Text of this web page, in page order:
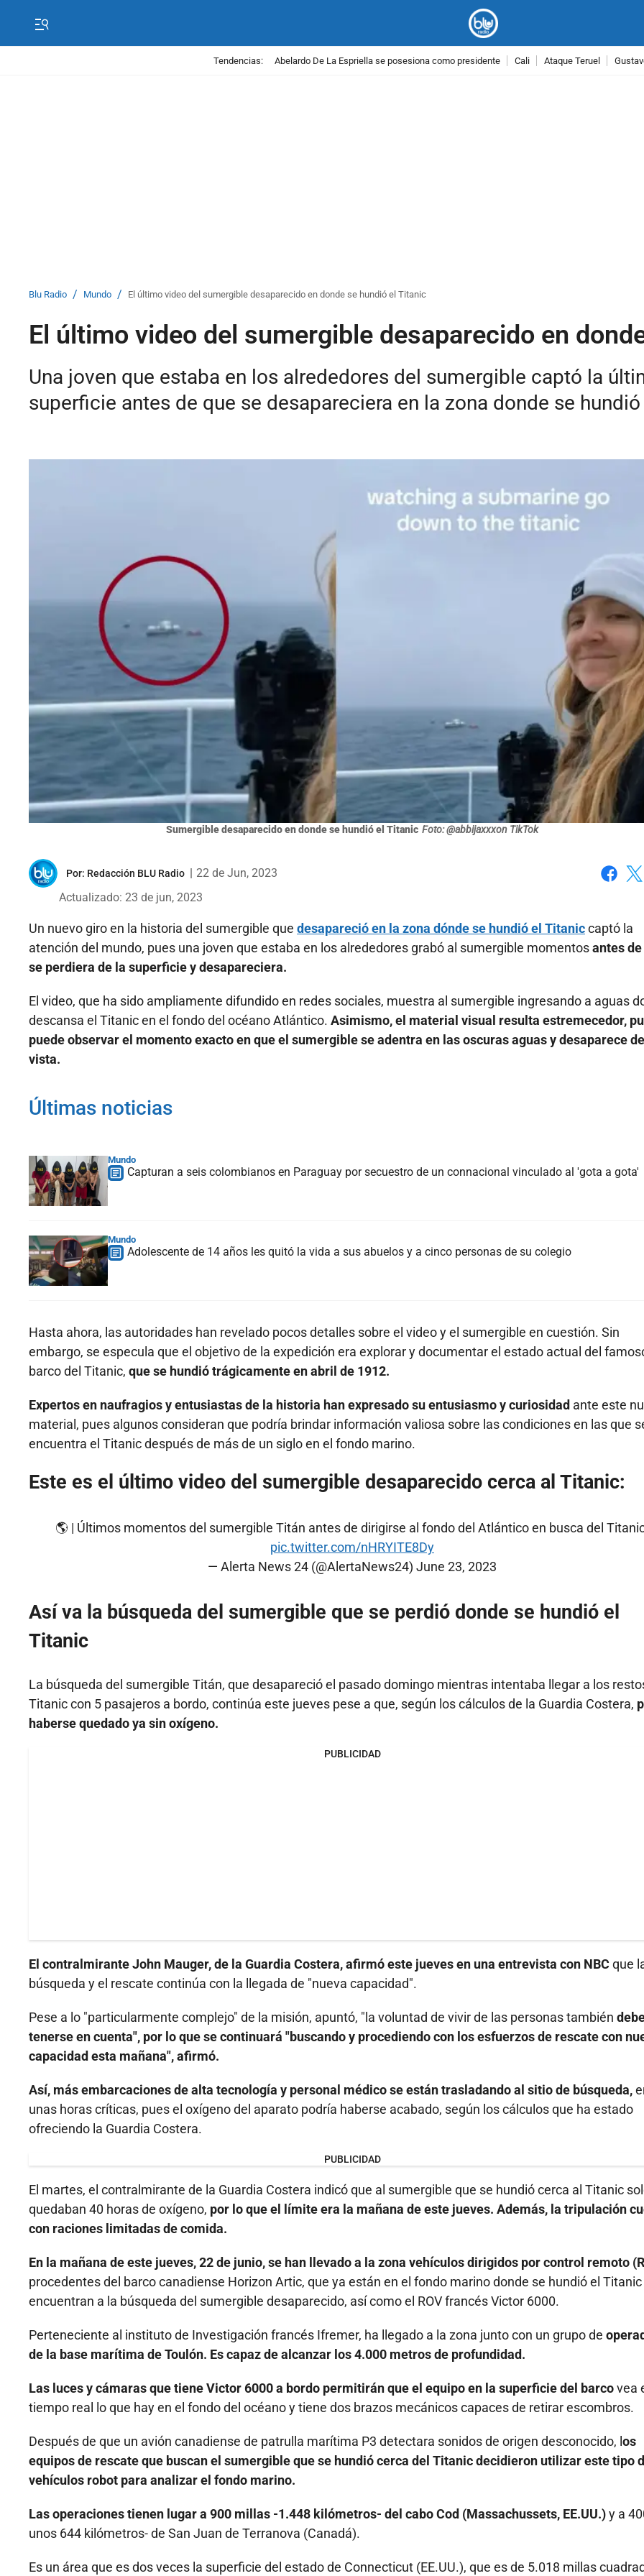
Tendencias: Abelardo De La Espriella se posesiona como presidente Cali Ataque Teruel
Blu Radio / Mundo / El último video del sumergible desaparecido en donde se hundió el Titanic
El último video del sumergible desaparecido en
Una joven que estaba en los alrededores del sumergible captó la
superficie antes de que se desapareciera en la zona donde se
Sumergible desaparecido en donde se hundió el Titanic Foto: @abbijaxxxon TikTok
Por: Redacción BLU Radio
22 de Jun, 2023
Actualizado: 23 de jun, 2023
Un nuevo giro en la historia del sumergible que desapareció en la zona dónde se hundió el Titaniccaptó la
atención del mundo, pues una joven que estaba en los alrededores grabó al sumergible momentosantes
se perdiera de la superficie y desapareciera.
El video, que ha sido ampliamente difundido en redes sociales, muestra al sumergible ingresando a aguas
descansa el Titanic en el fondo del océano Atlántico. Asimismo, el material visual resulta estremecedor,
puede observar el momento exacto en que el sumergible se adentra en las oscuras aguas y desaparece
vista.
Últimas noticias
Mundo
Capturan a seis colombianos en Paraguay por secuestro de un connacional vinculado al 'gota a gota'
Mundo
Adolescente de 14 años les quitó la vida a sus abuelos y a cinco personas de su colegio
Hasta ahora, las autoridades han revelado pocos detalles sobre el video y el sumergible en cuestión. Sin
embargo, se especula que el objetivo de la expedición era explorar y documentar el estado actual del
barco del Titanic, que se hundió trágicamente en abril de 1912.
Expertos en naufragios y entusiastas de la historia han expresado su entusiasmo y curiosidad ante este
material, pues algunos consideran que podría brindar información valiosa sobre las condiciones en las que
encuentra el Titanic después de más de un siglo en el fondo marino.
Este es el último video del sumergible desaparecido cerca al Titanic:
🌎 | Últimos momentos del sumergible Titán antes de dirigirse al fondo del Atlántico en busca del
pic.twitter.com/nHRYITE8Dy
— Alerta News 24 (@AlertaNews24) June 23, 2023
Así va la búsqueda del sumergible que se perdió donde se hundió el
Titanic
La búsqueda del sumergible Titán, que desapareció el pasado domingo mientras intentaba llegar a los
Titanic con 5 pasajeros a bordo, continúa este jueves pese a que, según los cálculos de la Guardia Costera,
haberse quedado ya sin oxígeno.
PUBLICIDAD
El contralmirante John Mauger, de la Guardia Costera, afirmó este jueves en una entrevista con NBCque
búsqueda y el rescate continúa con la llegada de "nueva capacidad".
Pese a lo "particularmente complejo" de la misión, apuntó, "la voluntad de vivir de las personas también
tenerse en cuenta", por lo que se continuará "buscando y procediendo con los esfuerzos de rescate con
capacidad esta mañana", afirmó.
Así, más embarcaciones de alta tecnología y personal médico se están trasladando al sitio de búsqueda,
unas horas críticas, pues el oxígeno del aparato podría haberse acabado, según los cálculos que ha estado
ofreciendo la Guardia Costera.
PUBLICIDAD
El martes, el contralmirante de la Guardia Costera indicó que al sumergible que se hundió cerca al Titanic
quedaban 40 horas de oxígeno, por lo que el límite era la mañana de este jueves. Además, la tripulación
con raciones limitadas de comida.
En la mañana de este jueves, 22 de junio, se han llevado a la zona vehículos dirigidos por control remoto
procedentes del barco canadiense Horizon Artic, que ya están en el fondo marino donde se hundió el Titanic
encuentran a la búsqueda del sumergible desaparecido, así como el ROV francés Victor 6000.
Perteneciente al instituto de Investigación francés Ifremer, ha llegado a la zona junto con un grupo de
de la base marítima de Toulón. Es capaz de alcanzar los 4.000 metros de profundidad.
Las luces y cámaras que tiene Victor 6000 a bordo permitirán que el equipo en la superficie del barcovea
tiempo real lo que hay en el fondo del océano y tiene dos brazos mecánicos capaces de retirar escombros.
Después de que un avión canadiense de patrulla marítima P3 detectara sonidos de origen desconocido, l os
equipos de rescate que buscan el sumergible que se hundió cerca del Titanic decidieron utilizar este tipo
vehículos robot para analizar el fondo marino.
Las operaciones tienen lugar a 900 millas -1.448 kilómetros- del cabo Cod (Massachussets, EE.UU.)y a
unos 644 kilómetros- de San Juan de Terranova (Canadá).
Es un área que es dos veces la superficie del estado de Connecticut (EE.UU.), que es de 5.018 millas